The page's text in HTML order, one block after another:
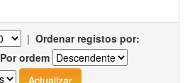
| Ordenar registos por:
Por ordem